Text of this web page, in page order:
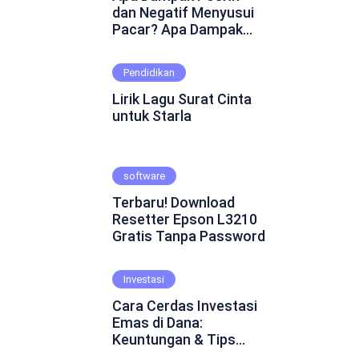
dan Negatif Menyusui
Pacar? Apa Dampak
Menyusui Pacar?
Mungkin ini adalah
pertanyaan yang
muncul dalam
fenomena yang cukup
kontroversial dalam
hubungan asmara.
Beberapa orang
percaya bahwa
menyusui pacar dapat
emosional dan
menghadirkan
keintiman yang lebih
dalam. Namun, ada juga
yang skeptis dan
Pendidikan
Lirik Lagu Surat Cinta
untuk Starla
software
Terbaru! Download
Resetter Epson L3210
Gratis Tanpa Password
Investasi
Cara Cerdas Investasi
Emas di Dana:
Keuntungan & Tips